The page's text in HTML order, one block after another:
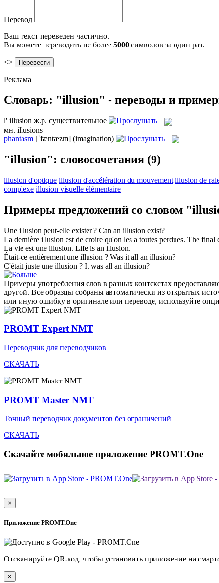
Перевод
Ваш текст переведен частично.
Вы можете переводить не более 5000 символов за один раз.
<>
Реклама
Словарь: "illusion" - переводы и
l' illusion ж.р. существительное
мн. illusions
phantasm [ˈfæntæzm] (imagination)
"illusion": словосочетания (9)
illusion d'optique illusion d'accélération du mouvement illusion de
complexe illusion visuelle élémentaire
Примеры предложений со словом
Une illusion peut-elle exister ? Can an illusion exist?
La dernière illusion est de croire qu'on les a toutes perdues. The final
La vie est une illusion. Life is an illusion.
Était-ce entièrement une illusion ? Was it all an illusion?
C'était juste une illusion ? It was all an illusion?
Примеры употребления слов в разных контекстах
другой. Все образцы собраны автоматически из открытых
или иную ошибку в оригинале или переводе, используйте
PROMT Expert NMT
Переводчик для переводчиков
СКАЧАТЬ
PROMT Master NMT
Точный переводчик документов без ограничений
СКАЧАТЬ
Скачайте мобильное приложение PROMT.One
×
Приложение PROMT.One
Отсканируйте QR-код, чтобы установить приложение на
×